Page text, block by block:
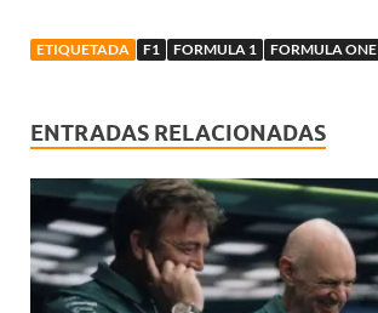
ETIQUETADA F1 FORMULA 1 FORMULA ONE
ENTRADAS RELACIONADAS